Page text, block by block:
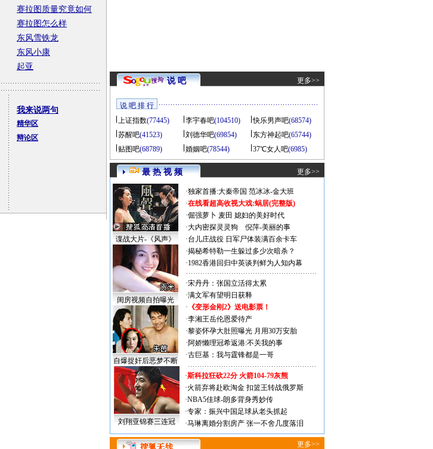
赛拉图质量究竟如何
赛拉图怎么样
东风雪铁龙
东风小康
起亚
我来说两句
精华区
辩论区
说 吧 更多>>
说 吧 排 行
上证指数(77445) 李宇春吧(104510) 快乐男声吧(68574)
苏醒吧(41523) 刘德华吧(69854) 东方神起吧(65744)
贴图吧(68789) 婚姻吧(78544) 37℃女人吧(6985)
最 热 视 频 更多>>
谍战大片-《风声》
闺房视频自拍曝光
自爆捉奸后恶梦不断
·独家首播:大秦帝国 范冰冰-金大班
·在线看超高收视大戏:蜗居(完整版)
·倔强萝卜 麦田 媳妇的美好时代
·大内密探灵灵狗
倪萍-美丽的事
·台儿庄战役 日军尸体装满百余卡车
·揭秘希特勒一生躲过多少次暗杀？
·1982香港回归中英谈判鲜为人知内幕
·宋丹丹：张国立活得太累
·满文军有望明日获释
· 《变形金刚2》送电影票！
·李湘王岳伦恩爱待产
·黎姿怀孕大肚照曝光 月用30万安胎
·阿娇懒理冠希返港:不关我的事
·古巨基：我与霆锋都是一哥
刘翔亚锦赛三连冠
·斯科拉狂砍22分 火箭104-79灰熊
·火箭弃将赴欧淘金 扣篮王转战俄罗斯
·NBA5佳球-朗多背身秀妙传
·专家：振兴中国足球从老头抓起
·马琳离婚分割房产 张一不舍几度落泪
更多>>